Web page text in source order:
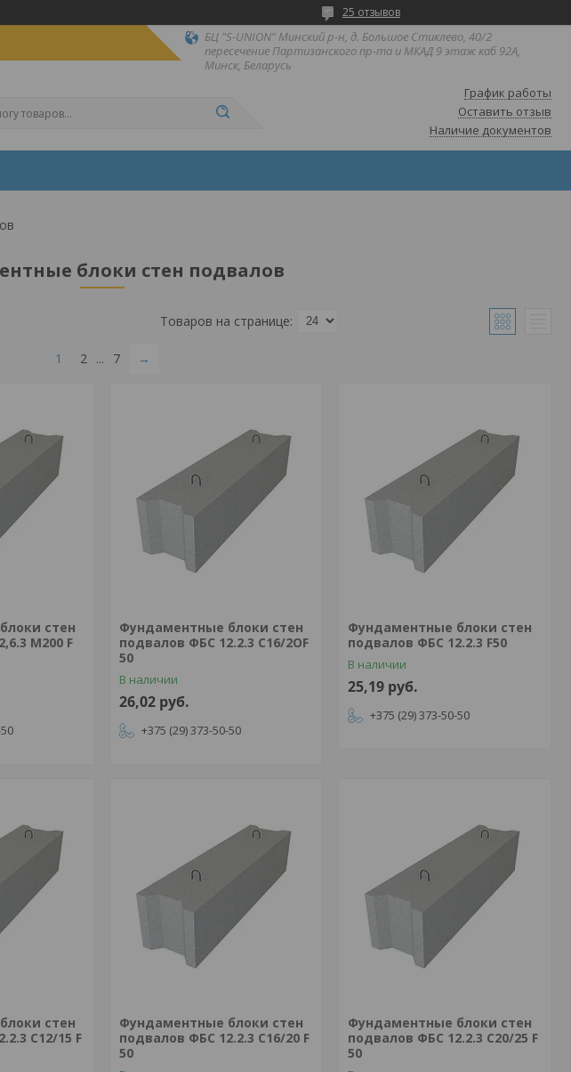
25 отзывов
БЦ "S-UNION" Минский р-н, д. Большое Стиклево, 40/2
пересечение Партизанского пр-та и МКАД 9 этаж каб 92А,
Минск, Беларусь
График работы
Оставить отзыв
Наличие документов
блоки стен подвалов
1 2 ... 7 →
стен
М200 F
Фундаментные блоки стен
подвалов ФБС 12.2.3 C16/2OF
50
В наличии
26,02 руб.
+375 (29) 373-50-50
Фундаментные блоки стен
подвалов ФБС 12.2.3 F50
В наличии
25,19 руб.
+375 (29) 373-50-50
стен
С12/15 F
Фундаментные блоки стен
подвалов ФБС 12.2.3 С16/20 F
50
Фундаментные блоки стен
подвалов ФБС 12.2.3 С20/25 F
50